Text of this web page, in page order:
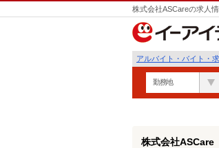
株式会社ASCareの求人
アルバイト・バイト・
勤務地
株式会社ASCare